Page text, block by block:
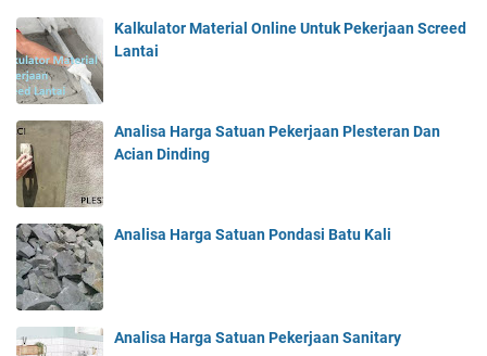
Kalkulator Material Online Untuk Pekerjaan Screed
Lantai
Analisa Harga Satuan Pekerjaan Plesteran Dan
Acian Dinding
Analisa Harga Satuan Pondasi Batu Kali
Analisa Harga Satuan Pekerjaan Sanitary